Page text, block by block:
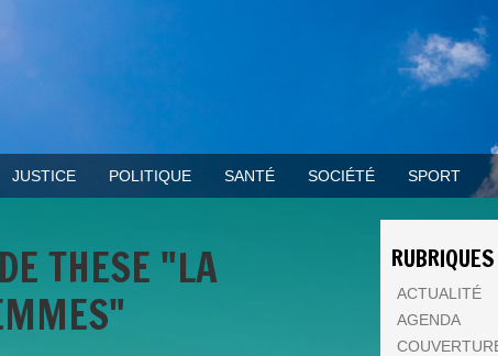
JUSTICE POLITIQUE SANTÉ SOCIÉTÉ SPORT
THESE "LA
RUBRIQUES
ACTUALITÉ
AGENDA